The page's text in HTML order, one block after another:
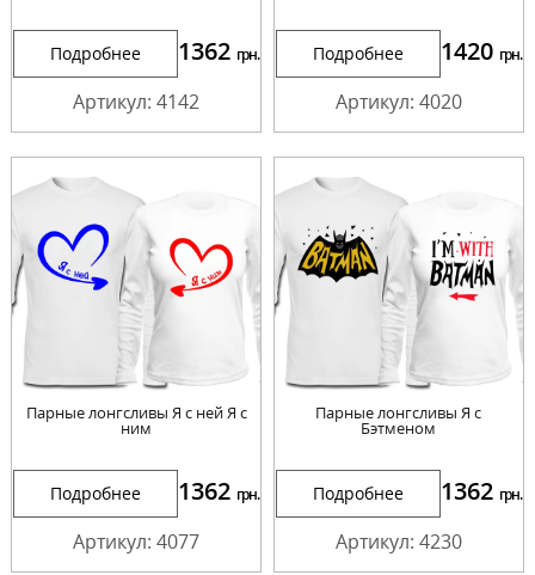
Подробнее 1362 грн.
Артикул: 4142
Подробнее 1420 грн.
Артикул: 4020
Парные лонгсливы Я с ней Я с
ним
Подробнее 1362 грн.
Артикул: 4077
Парные лонгсливы Я с
Бэтменом
Подробнее 1362 грн.
Артикул: 4230